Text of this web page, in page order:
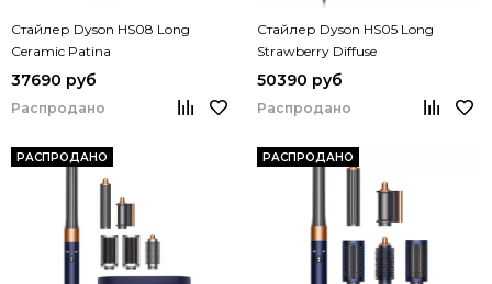
Стайлер Dyson HS08 Long
Ceramic Patina
37690 руб
Распродано
Стайлер Dyson HS05 Long
Strawberry Diffuse
50390 руб
Распродано
РАСПРОДАНО РАСПРОДАНО